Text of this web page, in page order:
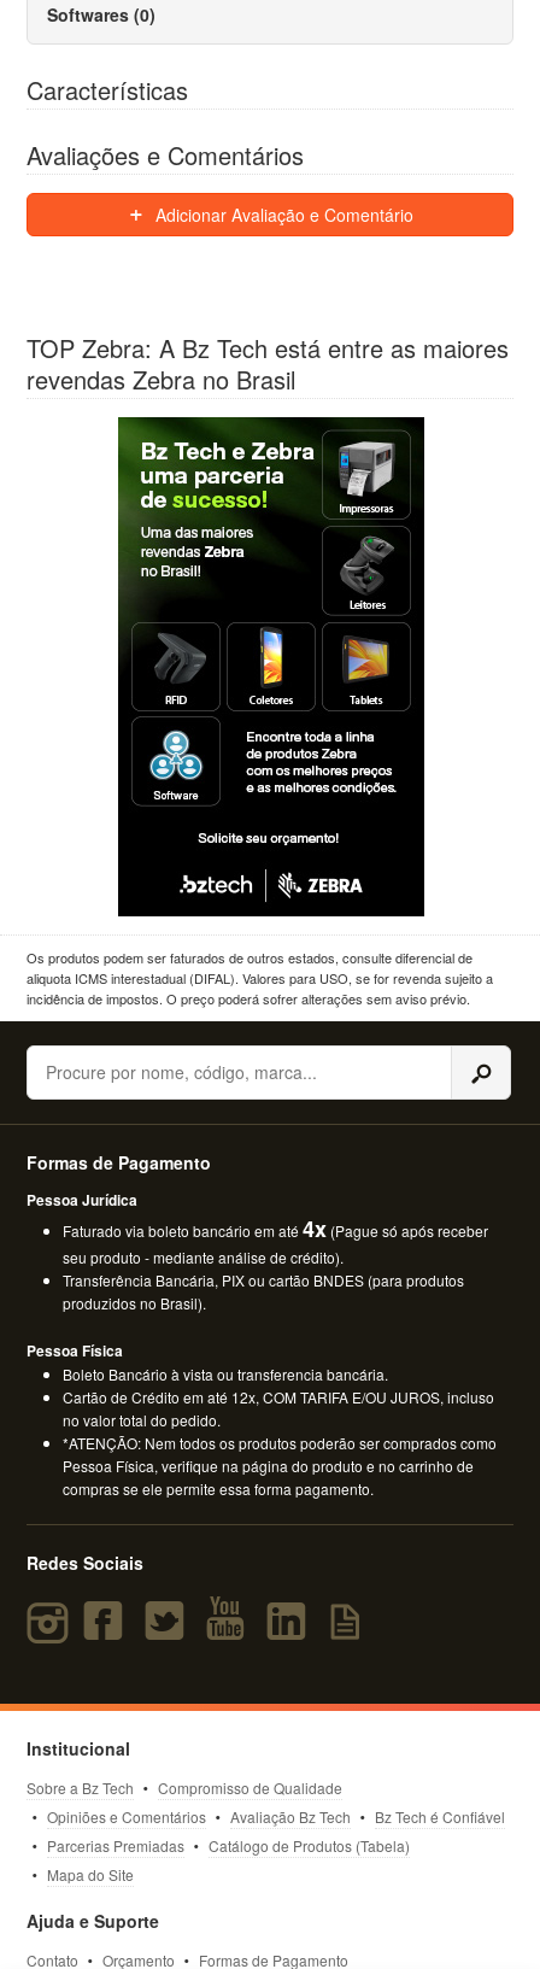
Softwares (0)
Características
Avaliações e Comentários
Adicionar Avaliação e Comentário
TOP Zebra: A Bz Tech está entre as maiores
revendas Zebra no Brasil
Os produtos podem ser faturados de outros estados, consulte diferencial de
aliquota ICMS interestadual (DIFAL). Valores para USO, se for revenda sujeito a
incidência de impostos. O preço poderá sofrer alterações sem aviso prévio.
Buscar
Formas de Pagamento
Pessoa Jurídica
Faturado via boleto bancário em até4x (Pague só após receber
seu produto - mediante análise de crédito).
Transferência Bancária, PIX ou cartão BNDES (para produtos
produzidos no Brasil).
Pessoa Física
Boleto Bancário à vista ou transferencia bancária.
Cartão de Crédito em até 12x, COM TARIFA E/OU JUROS, incluso
no valor total do pedido.
*ATENÇÃO: Nem todos os produtos poderão ser comprados como
Pessoa Física, verifique na página do produto e no carrinho de
compras se ele permite essa forma pagamento.
Redes Sociais
Institucional
Sobre a Bz Tech
Compromisso de Qualidade
Opiniões e Comentários
Avaliação Bz Tech
Bz Tech é Confiável
Parcerias Premiadas
Catálogo de Produtos (Tabela)
Mapa do Site
Ajuda e Suporte
Contato Orçamento
Formas de Pagamento